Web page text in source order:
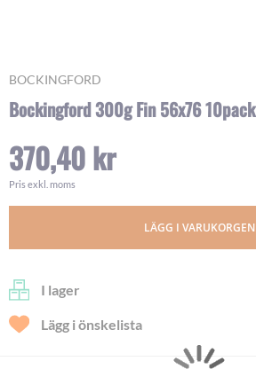
BOCKINGFORD
Bockingford 300g Fin 56x76 10pack
370,40 kr
Pris exkl. moms
LÄGG I VARUKORGEN
I lager
Lägg i önskelista
Skip
the
of
the
images